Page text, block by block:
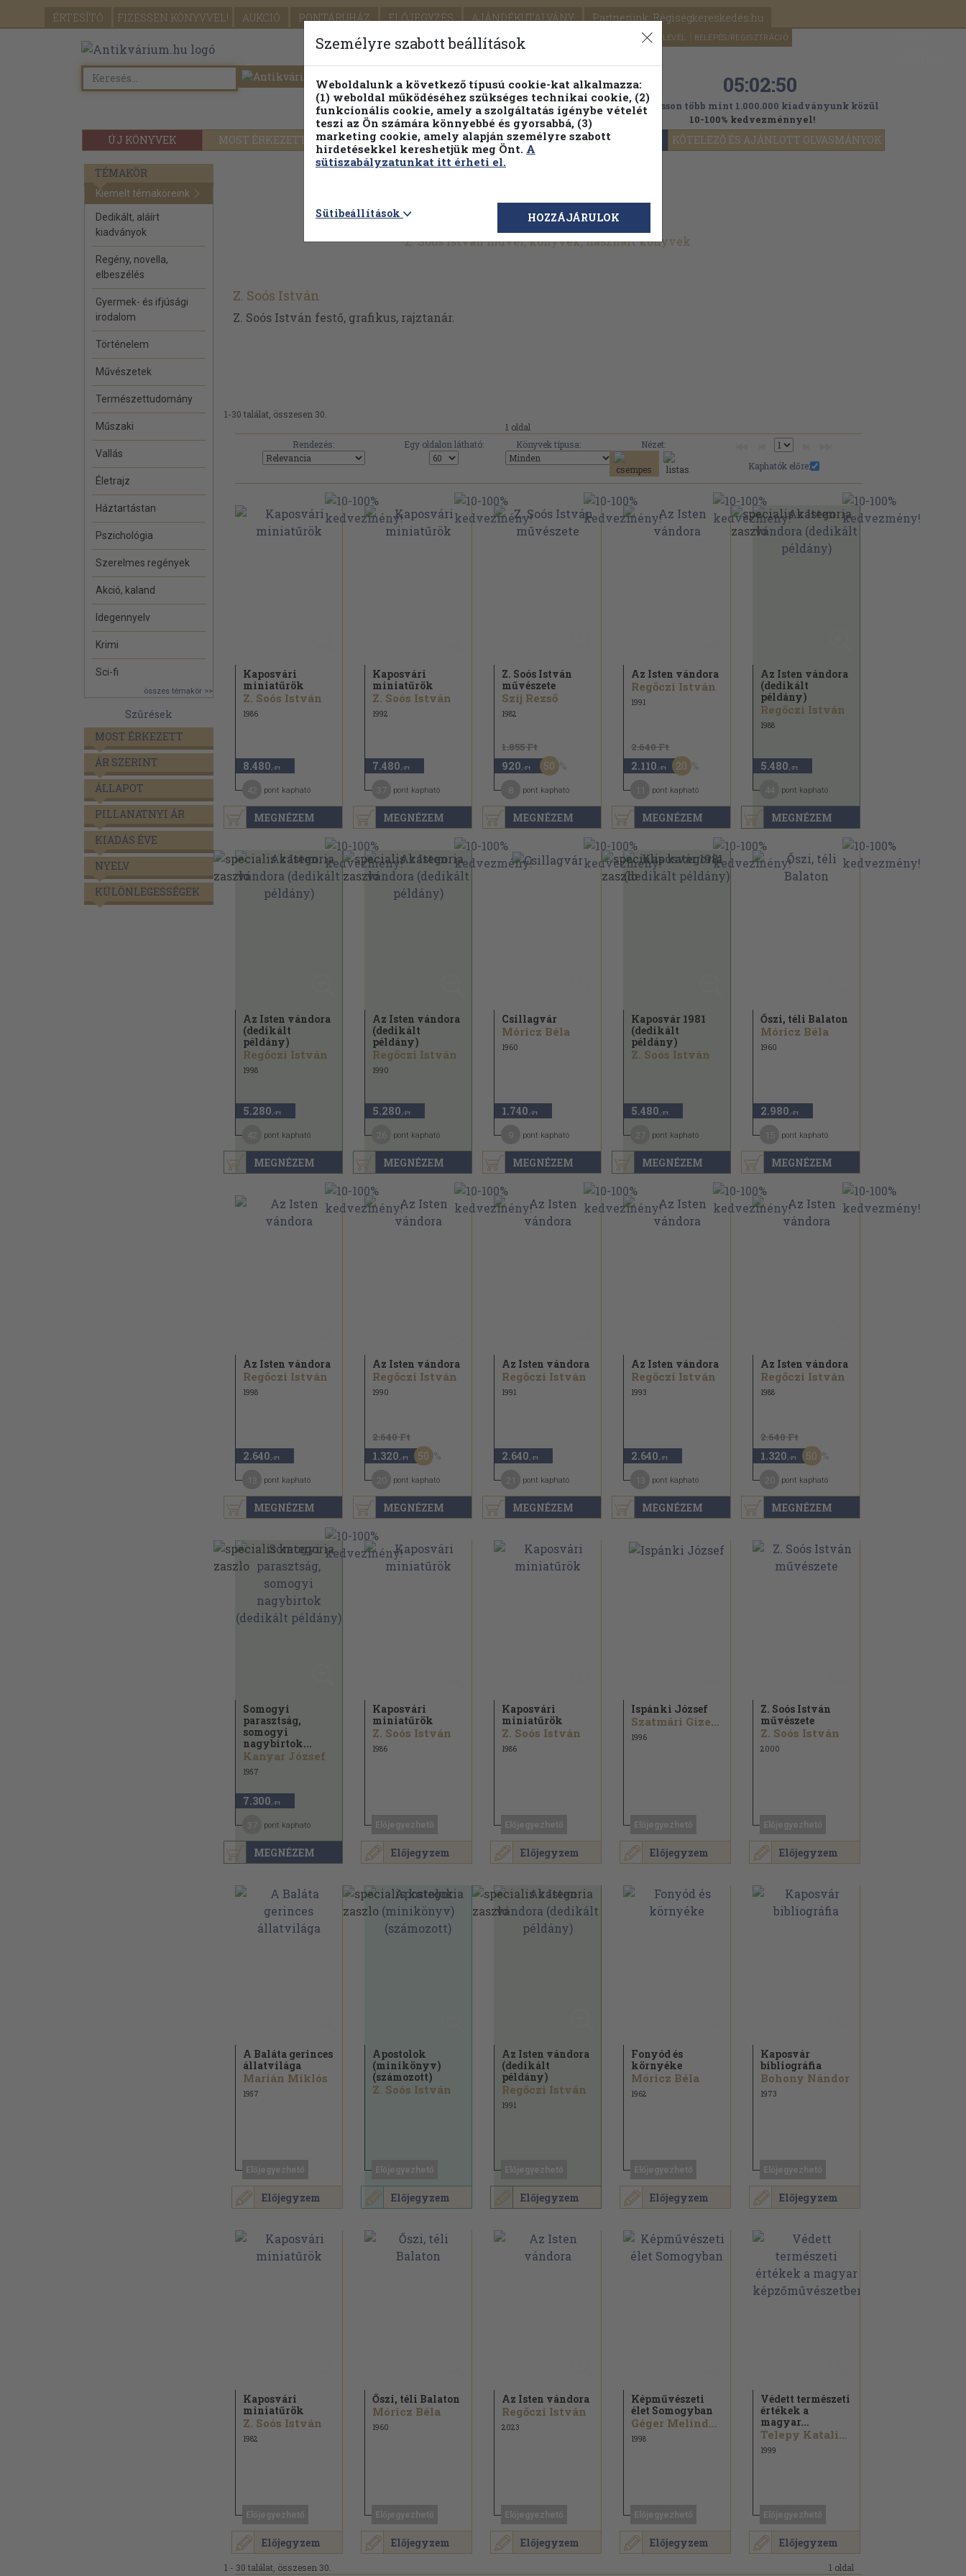
ÉRTESÍTŐ FIZESSEN KÖNYVVEL! AUKCIÓ PONTÁRUHÁZ ELŐJEGYZÉS AJÁNDÉKUTALVÁNY Partnerünk: Régiségkereskedés.hu
SEGÍTSÉG HÍRLEVÉL BELÉPÉS/REGISZTRÁCIÓ
ÚJ KÖNYVEK MOST ÉRKEZETT PILLANATNYI ÁRAINK FENNTARTHATÓ OLVASMÁNYOK KÖTELEZŐ ÉS AJÁNLOTT OLVASMÁNYOK
Részletes kereső Témaköri fa 05:02:48
Válogasson több mint 1.000.000 kiadványunk közül
10-100% kedvezménnyel!
TÉMAKÖR
Kiemelt témaköreink
Dedikált, aláírt
kiadványok
Regény, novella,
elbeszélés
Gyermek- és ifjúsági
irodalom
Történelem
Művészetek
Természettudomány
Műszaki
Vallás
Életrajz
Háztartástan
Pszichológia
Szerelmes regények
Akció, kaland
Idegennyelv
Krimi
Sci-fi
összes témakör >>
Szűrések
MOST ÉRKEZETT
ÁR SZERINT
ÁLLAPOT
PILLANATNYI ÁR
KIADÁS ÉVE
NYELV
KÜLÖNLEGESSÉGEK
Z. Soós István művei, könyvek, használt könyvek
Z. Soós István
Z. Soós István festő, grafikus, rajztanár.
1-30 találat, összesen 30.
1 oldal
Rendezés:
Egy oldalon látható: Könyvek típusa:
Nézet:
Kaphatók előre:
MEGNÉZEM
Kaposvári
miniatűrök
Z. Soós István
1986
8.480 ,-Ft
pont kapható
MEGNÉZEM
Kaposvári
miniatűrök
Z. Soós István
1992
7.480 ,-Ft
pont kapható
MEGNÉZEM
Z. Soós István
művészete
Szíj Rezső
1982
1.855 Ft
920 ,-Ft 50
pont kapható
MEGNÉZEM
Az Isten vándora
Regőczi István
1991
2.640 Ft
2.110 ,-Ft 20
pont kapható
MEGNÉZEM
Az Isten vándora
(dedikált
példány)
Regőczi István
1988
5.480 ,-Ft
pont kapható
MEGNÉZEM
Az Isten vándora
(dedikált
példány)
Regőczi István
1998
5.280 ,-Ft
pont kapható
MEGNÉZEM
Az Isten vándora
(dedikált
példány)
Regőczi István
1990
5.280 ,-Ft
pont kapható
MEGNÉZEM
Csillagvár
Móricz Béla
1960
1.740 ,-Ft
pont kapható
MEGNÉZEM
Kaposvár 1981
(dedikált
példány)
Z. Soós István
5.480 ,-Ft
pont kapható
MEGNÉZEM
Őszi, téli Balaton
Móricz Béla
1960
2.980 ,-Ft
pont kapható
MEGNÉZEM
Az Isten vándora
Regőczi István
1998
2.640 ,-Ft
pont kapható
MEGNÉZEM
Az Isten vándora
Regőczi István
1990
2.640 Ft
1.320 ,-Ft 50
pont kapható
MEGNÉZEM
Az Isten vándora
Regőczi István
1991
2.640 ,-Ft
pont kapható
MEGNÉZEM
Az Isten vándora
Regőczi István
1993
2.640 ,-Ft
pont kapható
MEGNÉZEM
Az Isten vándora
Regőczi István
1988
2.640 Ft
1.320 ,-Ft 50
pont kapható
MEGNÉZEM
Somogyi
parasztság,
somogyi
nagybirtok...
Kanyar József
1957
7.300 ,-Ft
pont kapható
Előjegyzem
Kaposvári
miniatűrök
Z. Soós István
1986
Előjegyzem
Kaposvári
miniatűrök
Z. Soós István
1986
Előjegyzem
Ispánki József
Szatmári Gizella
1996
Előjegyzem
Z. Soós István
művészete
Z. Soós István
2000
Előjegyzem
A Baláta gerinces
állatvilága
Marián Miklós
1957
Előjegyzem
Apostolok
(minikönyv)
(számozott)
Z. Soós István
Előjegyzem
Az Isten vándora
(dedikált
példány)
Regőczi István
1991
Előjegyzem
Fonyód és
környéke
Móricz Béla
1962
Előjegyzem
Kaposvár
bibliográfia
Bohony Nándor
1973
Előjegyzem
Kaposvári
miniatűrök
Z. Soós István
1982
Előjegyzem
Őszi, téli Balaton
Móricz Béla
1960
Előjegyzem
Az Isten vándora
Regőczi István
2023
Előjegyzem
Képművészeti
élet Somogyban
Géger Melinda...
1998
Előjegyzem
Védett természeti
értékek a
magyar...
Telepy Katalin...
1999
1 - 30 találat, összesen 30. 1 oldal
Személyre szabott beállítások
Weboldalunk a következő típusú cookie-kat alkalmazza:
(1) weboldal működéséhez szükséges technikai cookie, (2)
funkcionális cookie, amely a szolgáltatás igénybe vételét
teszi az Ön számára könnyebbé és gyorsabbá, (3)
marketing cookie, amely alapján személyre szabott
hirdetésekkel kereshetjük meg Önt. A
sütiszabályzatunkat itt érheti el.
Sütibeállítások HOZZÁJÁRULOK